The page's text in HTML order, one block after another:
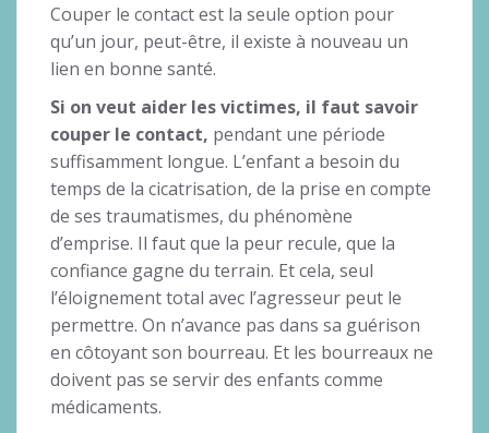
Couper le contact est la seule option pour
qu’un jour, peut-être, il existe à nouveau un
lien en bonne santé.
Si on veut aider les victimes, il faut savoir
couper le contact, pendant une période
suffisamment longue. L’enfant a besoin du
temps de la cicatrisation, de la prise en compte
de ses traumatismes, du phénomène
d’emprise. Il faut que la peur recule, que la
confiance gagne du terrain. Et cela, seul
l’éloignement total avec l’agresseur peut le
permettre. On n’avance pas dans sa guérison
en côtoyant son bourreau. Et les bourreaux ne
doivent pas se servir des enfants comme
médicaments.